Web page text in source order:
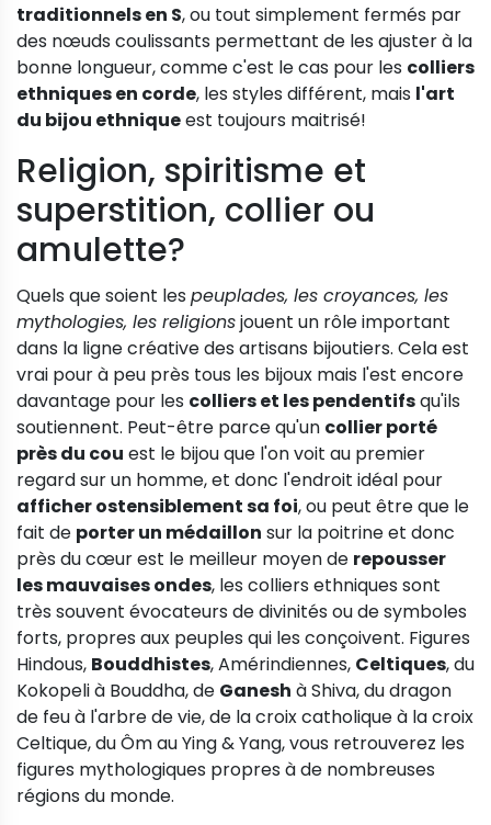
traditionnels en S, ou tout simplement fermés par
des nœuds coulissants permettant de les ajuster à la
bonne longueur, comme c'est le cas pour les colliers
ethniques en corde, les styles différent, mais l'art
du bijou ethniqueest toujours maitrisé!
Religion, spiritisme et
superstition, collier ou
amulette?
Quels que soient les peuplades, les croyances, les
mythologies, les religionsjouent un rôle important
dans la ligne créative des artisans bijoutiers. Cela est
vrai pour à peu près tous les bijoux mais l'est encore
davantage pour les colliers et les pendentifsqu'ils
soutiennent. Peut-être parce qu'un collier porté
près du cou est le bijou que l'on voit au premier
regard sur un homme, et donc l'endroit idéal pour
afficher ostensiblement sa foi, ou peut être que le
fait de porter un médaillon sur la poitrine et donc
près du cœur est le meilleur moyen de repousser
les mauvaises ondes, les colliers ethniques sont
très souvent évocateurs de divinités ou de symboles
forts, propres aux peuples qui les conçoivent. Figures
Hindous, Bouddhistes, Amérindiennes, Celtiques, du
Kokopeli à Bouddha, de Ganesh à Shiva, du dragon
de feu à l'arbre de vie, de la croix catholique à la croix
Celtique, du Ôm au Ying & Yang, vous retrouverez les
figures mythologiques propres à de nombreuses
régions du monde.